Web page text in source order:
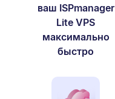
ваш ISPmanager
Lite VPS
максимально
быстро